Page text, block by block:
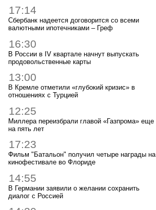
17:14
Сбербанк надеется договорится со всеми
валютными ипотечниками – Греф
16:30
В России в IV квартале начнут выпускать
продовольственные карты
13:00
В Кремле отметили «глубокий кризис» в
отношениях с Турцией
12:25
Миллера переизбрали главой «Газпрома» еще
на пять лет
17:23
Фильм "Батальон" получил четыре награды на
кинофестивале во Флориде
14:55
В Германии заявили о желании сохранить
диалог с Россией